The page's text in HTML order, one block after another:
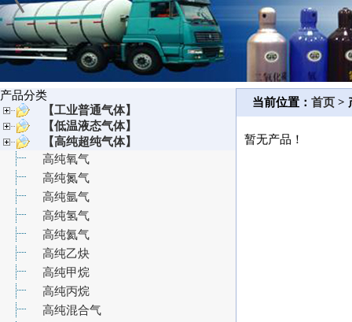
产品分类
【工业普通气体】
【低温液态气体】
【高纯超纯气体】
高纯氧气
高纯氮气
高纯氩气
高纯氢气
高纯氦气
高纯乙炔
高纯甲烷
高纯丙烷
高纯混合气
当前位置： 首页 >
暂无产品！